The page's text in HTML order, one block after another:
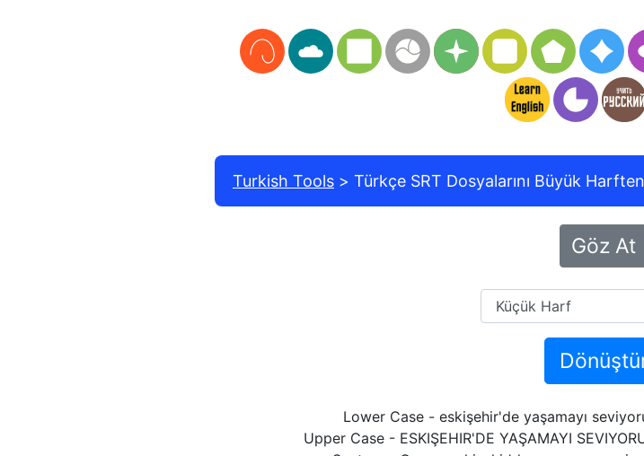
Turkish Tools Türkçe SRT Dosyalarını Büyük
Göz At
Lower Case - eskişehir'de yaşamayı
Upper Case - ESKIŞEHIR'DE YAŞAMAYI